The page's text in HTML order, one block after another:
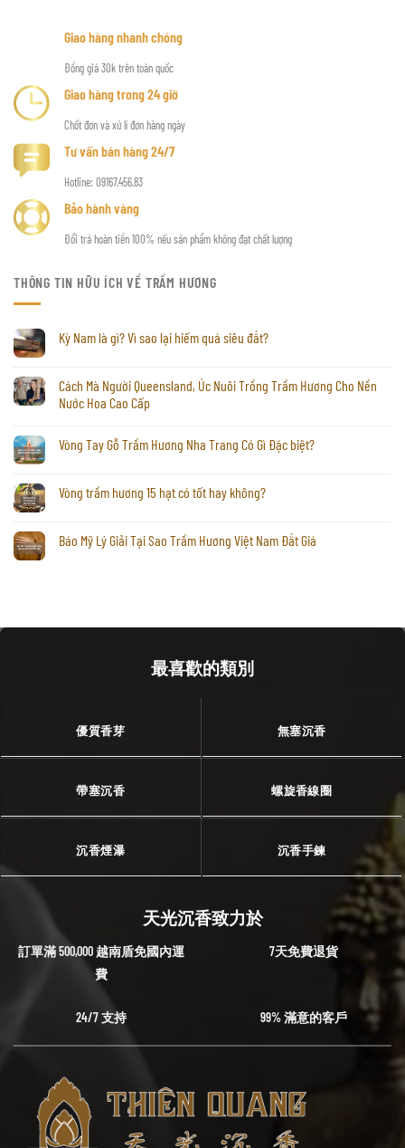
Giao hàng nhanh chóng
Đồng giá 30k trên toàn quốc
Giao hàng trong 24 giờ
Chốt đơn và xử lí đơn hàng ngày
Tư vấn bán hàng 24/7
Hotline: 09167.456.83
Bảo hành vàng
Đổi trả hoàn tiền 100% nếu sản phẩm không đạt chất lượng
THÔNG TIN HỮU ÍCH VỀ TRẦM HƯƠNG
Kỳ Nam là gì? Vì sao lại hiếm quá siêu đắt?
Cách Mà Người Queensland, Úc Nuôi Trồng Trầm Hương Cho Nền
Nước Hoa Cao Cấp
Vòng Tay Gỗ Trầm Hương Nha Trang Có Gì Đặc biệt?
Vòng trầm hương 15 hạt có tốt hay không?
Báo Mỹ Lý Giải Tại Sao Trầm Hương Việt Nam Đắt Giá
最喜歡的類別
優質香芽 無塞沉香
帶塞沉香 螺旋香線圈
沉香煙瀑 沉香手鍊
天光沉香致力於
訂單滿 500,000 越南盾免國內運
費
7天免費退貨
24/7 支持 99% 滿意的客戶